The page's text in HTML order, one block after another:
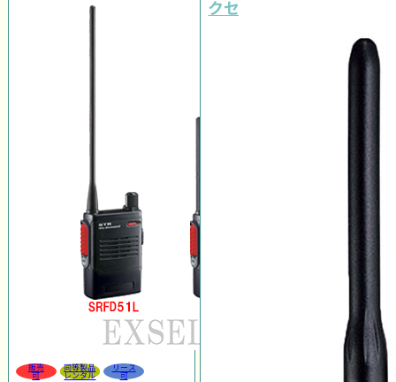
販売
可
同等製品
レンタル
リース
可
クセット